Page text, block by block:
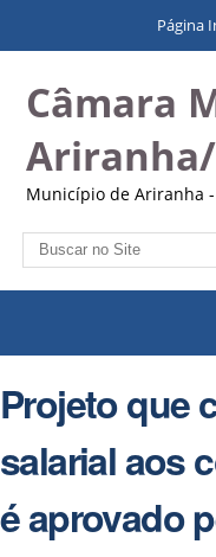
Página
Câmara
Ariranha/
Município de Ariranha -
Busca
Projeto que
salarial aos
é aprovado